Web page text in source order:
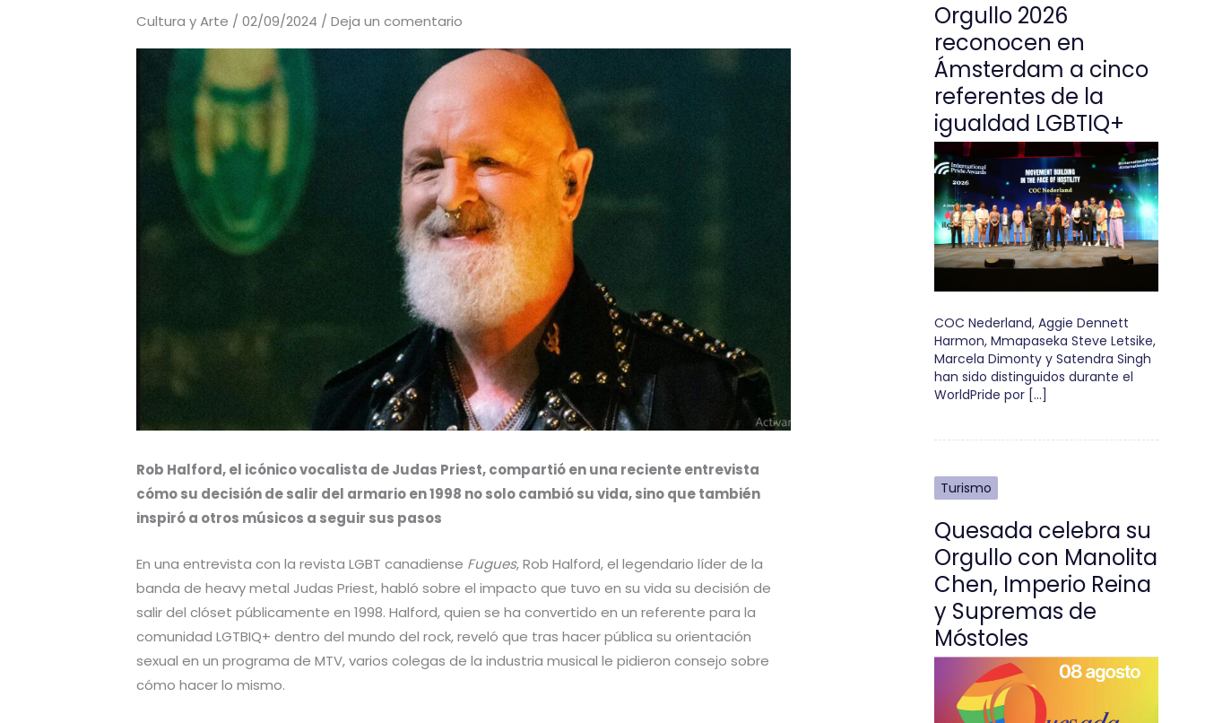
Cultura y Arte /02/09/2024 /Deja un comentario
Rob Halford, el icónico vocalista de Judas Priest, compartió en una reciente entrevista
cómo su decisión de salir del armario en 1998 no solo cambió su vida, sino que también
inspiró a otros músicos a seguir sus pasos
En una entrevista con la revista LGBT canadiense Fugues, Rob Halford, el legendario líder de la
banda de heavy metal Judas Priest, habló sobre el impacto que tuvo en su vida su decisión de
salir del clóset públicamente en 1998. Halford, quien se ha convertido en un referente para la
comunidad LGTBIQ+ dentro del mundo del rock, reveló que tras hacer pública su orientación
sexual en un programa de MTV, varios colegas de la industria musical le pidieron consejo sobre
cómo hacer lo mismo.
Orgullo 2026
reconocen en
Ámsterdam a cinco
referentes de la
igualdad LGBTIQ+
COC Nederland, Aggie Dennett
Harmon, Mmapaseka Steve Letsike,
Marcela Dimonty y Satendra Singh
han sido distinguidos durante el
WorldPride por […]
Turismo
Quesada celebra su
Orgullo con Manolita
Chen, Imperio Reina
y Supremas de
Móstoles